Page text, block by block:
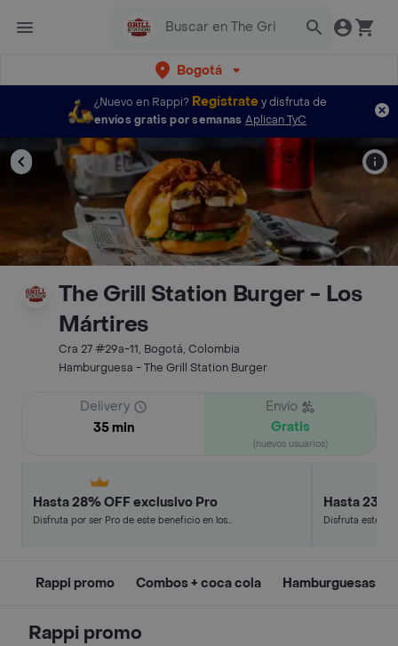
Bogotá
¿Nuevo en Rappi? Regístratey disfruta de
envíos gratis por semanas Aplican TyC
The Grill Station Burger - Los
Mártires
Cra 27 #29a-11, Bogotá, Colombia
Hamburguesa - The Grill Station Burger
Delivery
35 min
Envío
Gratis
(nuevos usuarios)
Hasta 28% OFF exclusivo Pro
Disfruta por ser Pro de este beneficio en los
Hasta 23%
Disfruta este
Rappi promo Combos + coca cola Hamburguesas
Rappi promo